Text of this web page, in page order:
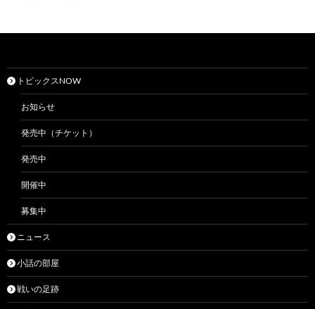
トピックスNOW
お知らせ
発売中（チケット）
発売中
開催中
募集中
ニュース
小話の部屋
戦いの足跡